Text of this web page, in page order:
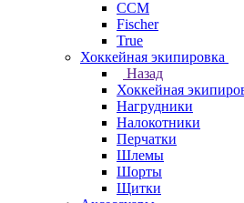
CCM
Fischer
True
Хоккейная экипировка
Назад
Хоккейная
Нагрудники
Налокотники
Перчатки
Шлемы
Шорты
Щитки